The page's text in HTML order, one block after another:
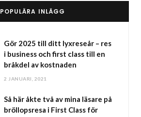
POPULÄRA INLÄGG
Gör 2025 till ditt lyxreseår – res
i business och first class till en
bråkdel av kostnaden
2 JANUARI, 2021
Så här åkte två av mina läsare på
bröllopsresa i First Class för